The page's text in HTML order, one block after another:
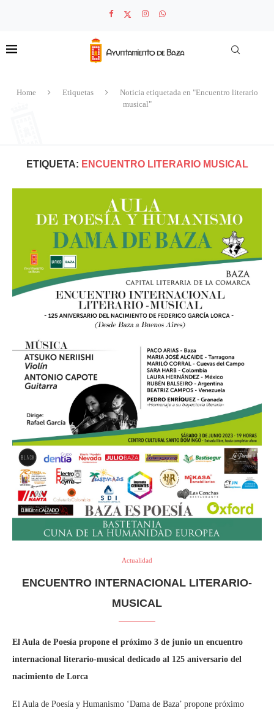
Home Etiquetas
Noticia etiquetada en "Encuentro literario
musical"
ETIQUETA: ENCUENTRO LITERARIO MUSICAL
Actualidad
ENCUENTRO INTERNACIONAL LITERARIO-
MUSICAL
El Aula de Poesía propone el próximo 3 de junio un encuentro
internacional literario-musical dedicado al 125 aniversario del
nacimiento de Lorca
El Aula de Poesía y Humanismo ‘Dama de Baza’ propone próximo